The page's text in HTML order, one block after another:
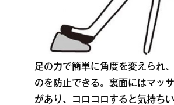
足の力で簡単に角度を変えられ
のを防止できる。裏面にはマッ
があり、コロコロすると気持ち